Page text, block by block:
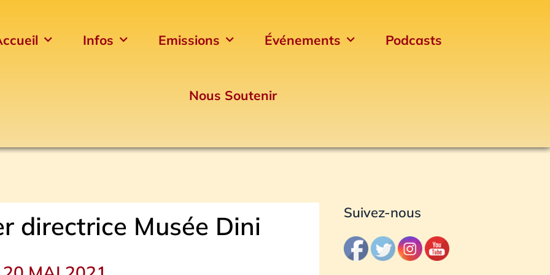
Infos Emissions Événements Podcasts
Nous Soutenir
directrice Musée Dini Suivez-nous
Archives